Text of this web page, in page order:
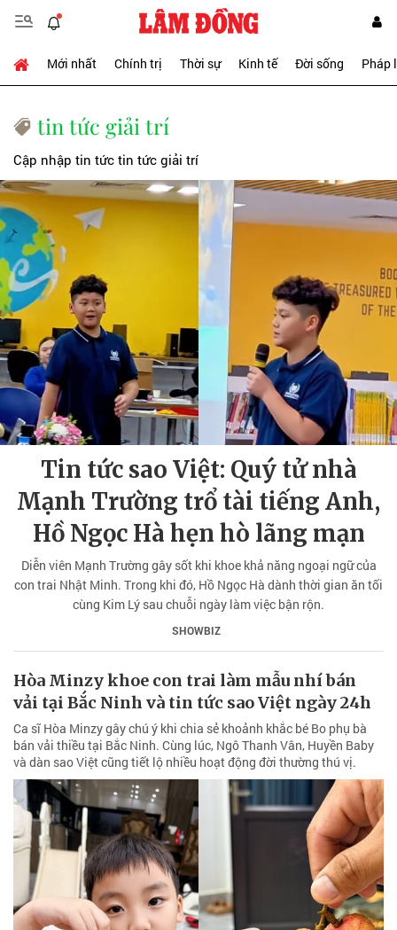
Mới nhất Chính trị Thời sự Kinh tế Đời sống Pháp
tin tức giải trí
Cập nhập tin tức tin tức giải trí
Tin tức sao Việt: Quý tử nhà
Mạnh Trường trổ tài tiếng Anh,
Hồ Ngọc Hà hẹn hò lãng mạn
Diễn viên Mạnh Trường gây sốt khi khoe khả năng ngoại ngữ của
con trai Nhật Minh. Trong khi đó, Hồ Ngọc Hà dành thời gian ăn tối
cùng Kim Lý sau chuỗi ngày làm việc bận rộn.
SHOWBIZ
Hòa Minzy khoe con trai làm mẫu nhí bán
vải tại Bắc Ninh và tin tức sao Việt ngày 24h
Ca sĩ Hòa Minzy gây chú ý khi chia sẻ khoảnh khắc bé Bo phụ bà
bán vải thiều tại Bắc Ninh. Cùng lúc, Ngô Thanh Vân, Huyền Baby
và dàn sao Việt cũng tiết lộ nhiều hoạt động đời thường thú vị.